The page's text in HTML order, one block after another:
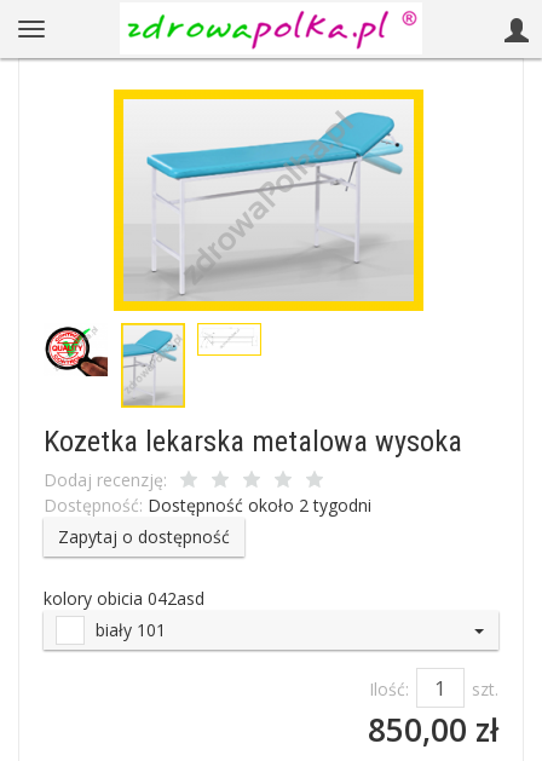
Kozetka lekarska metalowa wysoka
Dodaj recenzję:
Dostępność: Dostępność około 2 tygodni
Zapytaj o dostępność
kolory obicia 042asd
biały 101
Ilość: szt.
850,00 zł